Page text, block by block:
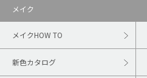
メイク
メイクHOW TO
新色カタログ